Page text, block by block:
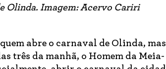
Olinda. Imagem: Acervo Cariri
abre o carnaval de Olinda,
três da manhã, o Homem da